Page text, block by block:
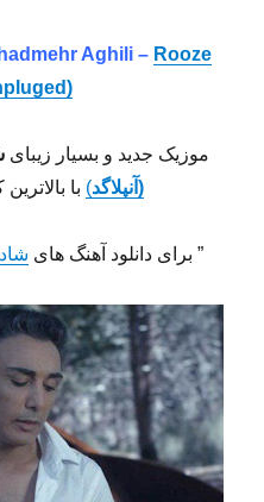
Aghili – Rooze
موزیک جدید و بسیار زیبای
(آنپلاگد) با
” برای دانلود آهنگ های